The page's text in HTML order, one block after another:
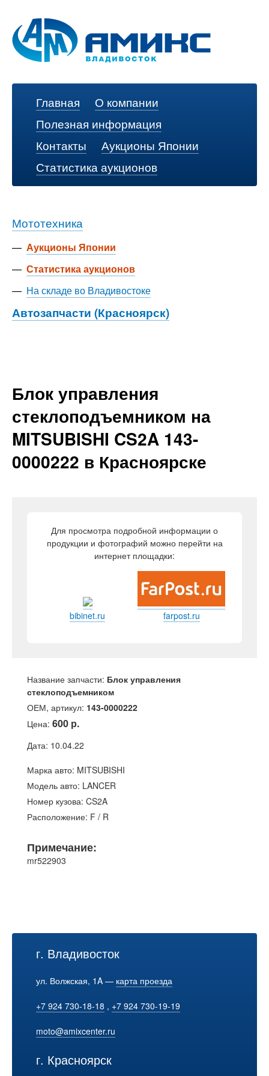
Главная
О компании
Полезная информация
Контакты
Аукционы Японии
Статистика аукционов
Мототехника
— Аукционы Японии
— Статистика аукционов
— На складе во Владивостоке
Автозапчасти (Красноярск)
Блок управления
стеклоподъемником на
MITSUBISHI CS2A 143-
0000222 в Красноярске
Для просмотра подробной информации о
продукции и фотографий можно перейти на
интернет площадки:
bibinet.ru farpost.ru
Название запчасти: Блок управления
стеклоподъемником
ОЕМ, артикул: 143-0000222
Цена: 600 р.
Дата: 10.04.22
Марка авто: MITSUBISHI
Модель авто: LANCER
Номер кузова: CS2A
Расположение: F / R
Примечание:
mr522903
г. Владивосток
ул. Волжская, 1A — карта проезда
+7 924 730-18-18 , +7 924 730-19-19
moto@amixcenter.ru
г. Красноярск